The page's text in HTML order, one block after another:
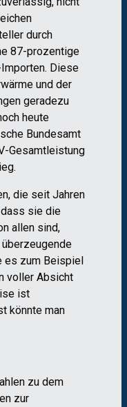
durch
87-prozentige
Diese
und der
geradezu
heute
Bundesamt
Gesamtleistung
die seit Jahren
sie die
allen sind,
es zum Beispiel
voller Absicht
ist
könnte man
zu dem
zur